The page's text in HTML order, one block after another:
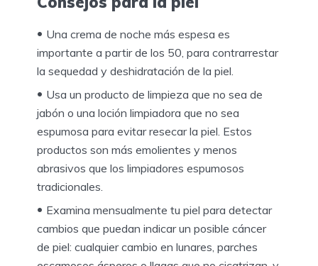
Una crema de noche más espesa es
importante a partir de los 50, para contrarrestar
la sequedad y deshidratación de la piel.
Usa un producto de limpieza que no sea de
jabón o una loción limpiadora que no sea
espumosa para evitar resecar la piel. Estos
productos son más emolientes y menos
abrasivos que los limpiadores espumosos
tradicionales.
Examina mensualmente tu piel para detectar
cambios que puedan indicar un posible cáncer
de piel: cualquier cambio en lunares, parches